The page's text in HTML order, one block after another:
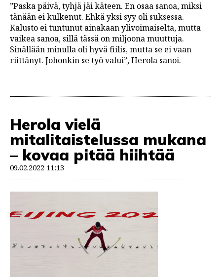
”Paska päivä, tyhjä jäi käteen. En osaa sanoa, miksi
tänään ei kulkenut. Ehkä yksi syy oli suksessa.
Kalusto ei tuntunut ainakaan ylivoimaiselta, mutta
vaikea sanoa, sillä tässä on miljoona muuttuja.
Sinällään minulla oli hyvä fiilis, mutta se ei vaan
riittänyt. Johonkin se työ valui”, Herola sanoi.
Herola vielä
mitalitaistelussa mukana
– kovaa pitää hiihtää
09.02.2022 11:13